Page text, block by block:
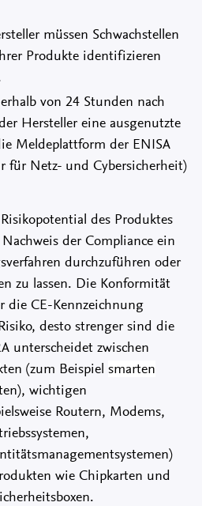
müssen Schwachstellen
Produkte identifizieren
von 24 Stunden nach
Hersteller eine ausgenutzte
Meldeplattform der ENISA
für Netz- und Cybersicherheit)
des Produktes
der Compliance ein
durchzuführen oder
zu lassen. Die Konformität
die CE-Kennzeichnung
desto strenger sind die
unterscheidet zwischen
(zum Beispiel smarten
wichtigen
Routern, Modems,
wie Chipkarten und